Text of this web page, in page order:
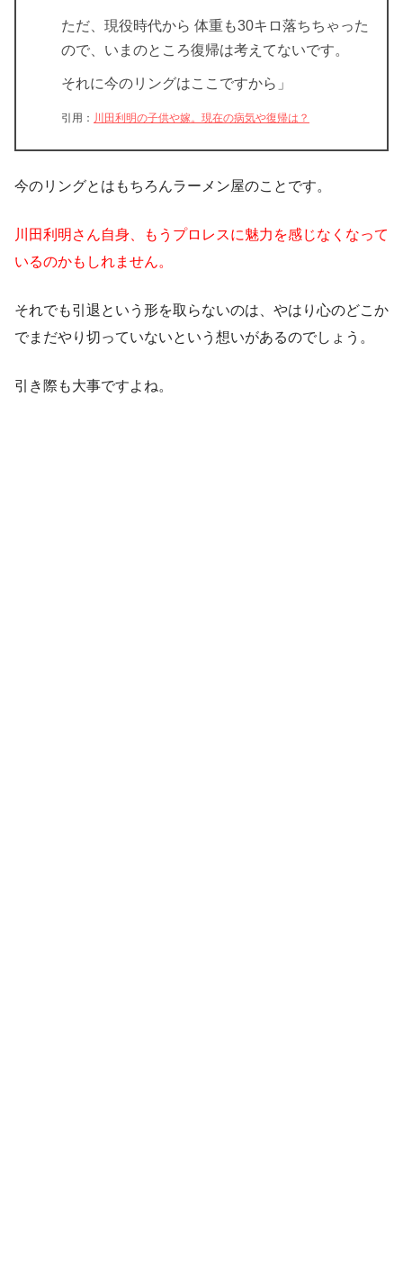
ただ、現役時代から 体重も30キロ落ちちゃった
ので 、いまのところ復帰は考えてないです。
それに今のリングはここですから」
引用： 川田利明の子供や嫁。現在の病気や復帰は？
今のリングとはもちろんラーメン屋のことです。
川田利明さん自身、もうプロレスに魅力を感じなくなって
いるのかもしれません。
それでも引退という形を取らないのは、やはり心のどこか
でまだやり切っていないという想いがあるのでしょう。
引き際も大事ですよね。